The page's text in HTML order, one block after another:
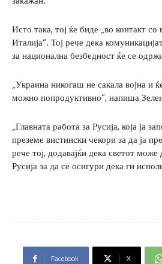
Исто така, тој ќе биде „во контакт
Италија“. Тој рече дека
за национална безбедност ќе се
„Украина никогаш не сакала војна и
можно попродуктивно“, напиша
„Главната работа за Русија, која ја
преземе вистински чекори за да ја
рече тој, додавајќи дека светот
Русија за да се осигури дека ги
Facebook X